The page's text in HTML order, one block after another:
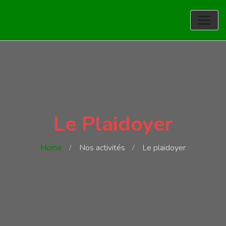
Le Plaidoyer
Home Nos activités Le plaidoyer